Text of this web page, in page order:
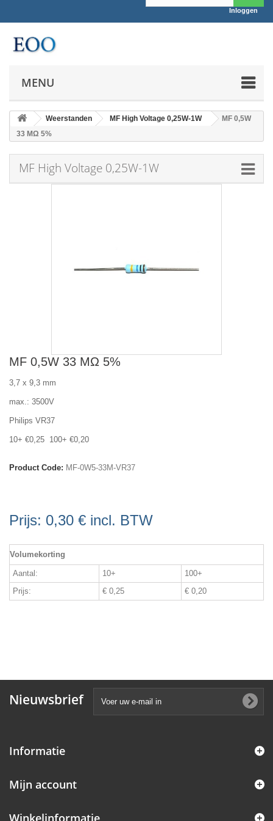
Inloggen
MENU
Weerstanden MF High Voltage 0,25W-1W
MF 0,5W
33 MΩ 5%
MF High Voltage 0,25W-1W
MF 0,5W 33 MΩ 5%
3,7 x 9,3 mm
max.: 3500V
Philips VR37
10+ €0,25 100+ €0,20
Product Code: MF-0W5-33M-VR37
Prijs: 0,30 € incl. BTW
Volumekorting
Aantal: 10+
100+
Prijs:
€ 0,25 € 0,20
Nieuwsbrief
Informatie
Mijn account
Winkelinformatie